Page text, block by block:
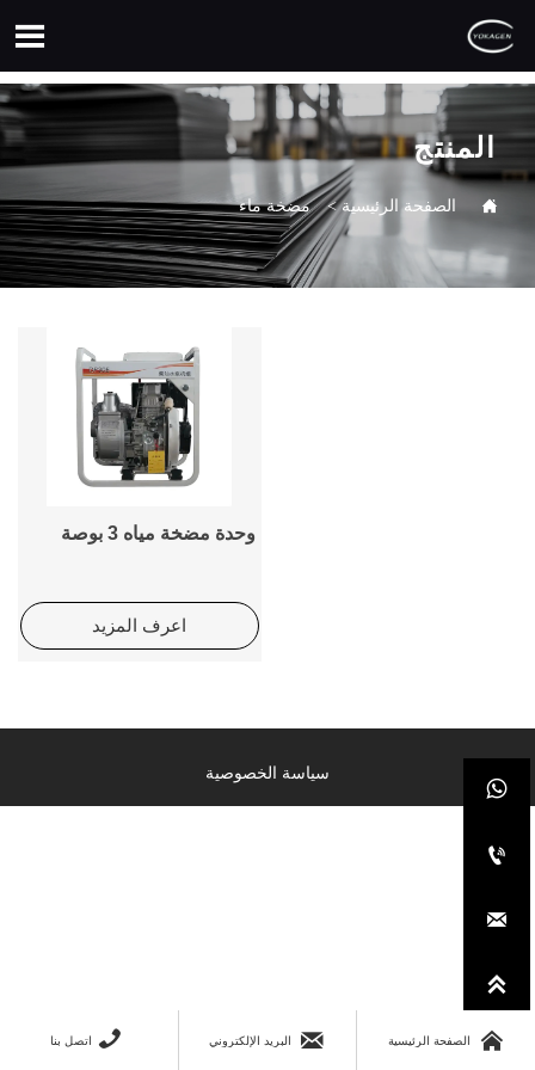

المنتج
 الصفحة الرئيسية> مضخة ماء
وحدة مضخة مياه 3 بوصة
اعرف المزيد
سياسة الخصوصية
 الصفحة الرئيسية  البريد الإلكتروني  اتصل بنا



